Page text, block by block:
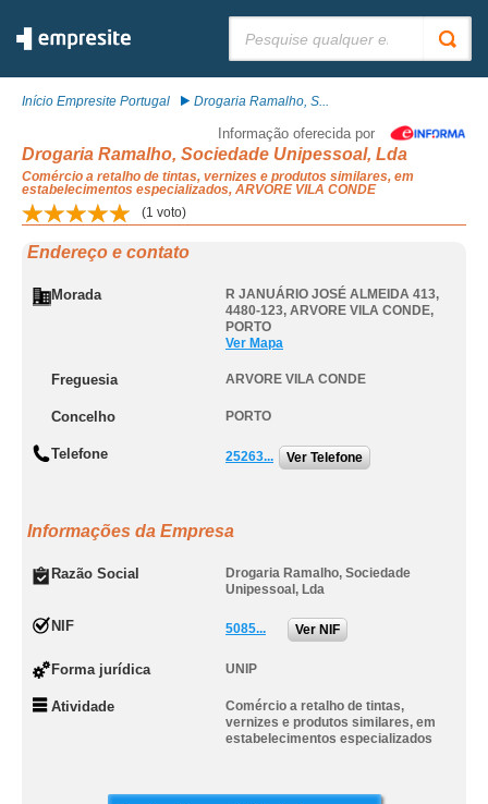
Início Empresite Portugal Drogaria Ramalho, S...
Informação oferecida por
Drogaria Ramalho, Sociedade Unipessoal, Lda
Comércio a retalho de tintas, vernizes e produtos similares, em
estabelecimentos especializados, ARVORE VILA CONDE
(1 voto)
Endereço e contato
Morada
R JANUÁRIO JOSÉ ALMEIDA 413,
4480-123, ARVORE VILA CONDE,
PORTO
Ver Mapa
Freguesia ARVORE VILA CONDE
Concelho PORTO
Telefone 25263... Ver Telefone
Informações da Empresa
Razão Social
Drogaria Ramalho, Sociedade
Unipessoal, Lda
NIF 5085... Ver NIF
Forma jurídica UNIP
Atividade
Comércio a retalho de tintas,
vernizes e produtos similares, em
estabelecimentos especializados